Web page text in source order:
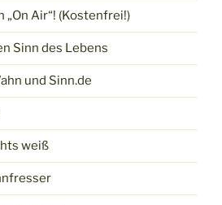
„On Air“! (Kostenfrei!)
Sinn des Lebens
und Sinn.de
weiß